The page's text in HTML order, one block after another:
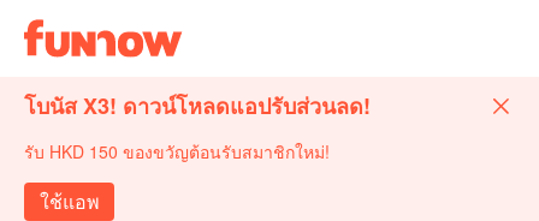
โบนัส X3! ดาวน์โหลดแอปรับส่วนลด!
รับ HKD 150 ของขวัญต้อนรับสมาชิกใหม่!
ใช้แอพ